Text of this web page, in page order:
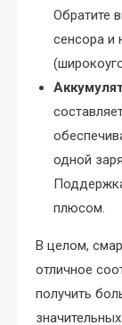
Обратите
сенсора и
одной
плюсом.
В целом,
отличное
получить